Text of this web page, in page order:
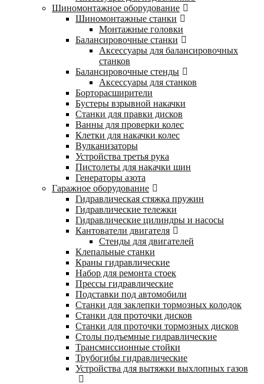
Шиномонтажное оборудование
Шиномонтажные станки
Монтажные головки
Балансировочные станки
Аксессуары для балансировочных
станков
Балансировочные стенды
Аксессуары для станков
Борторасширители
Бустеры взрывной накачки
Станки для правки дисков
Ванны для проверки колес
Клетки для накачки колес
Вулканизаторы
Устройства третья рука
Пистолеты для накачки шин
Генераторы азота
Гаражное оборудование
Гидравлическая стяжка пружин
Гидравлические тележки
Гидравлические цилиндры и насосы
Кантователи двигателя
Стенды для двигателей
Клепальные станки
Краны гидравлические
Набор для ремонта стоек
Прессы гидравлические
Подставки под автомобили
Станки для заклепки тормозных колодок
Станки для проточки дисков
Станки для проточки тормозных дисков
Столы подъемные гидравлические
Трансмиссионные стойки
Трубогибы гидравлические
Устройства для вытяжки выхлопных газов